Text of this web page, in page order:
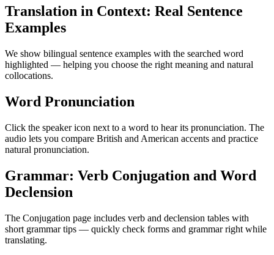
Translation in Context: Real Sentence
Examples
We show bilingual sentence examples with the searched word
highlighted — helping you choose the right meaning and natural
collocations.
Word Pronunciation
Click the speaker icon next to a word to hear its pronunciation. The
audio lets you compare British and American accents and practice
natural pronunciation.
Grammar: Verb Conjugation and Word
Declension
The Conjugation page includes verb and declension tables with
short grammar tips — quickly check forms and grammar right while
translating.